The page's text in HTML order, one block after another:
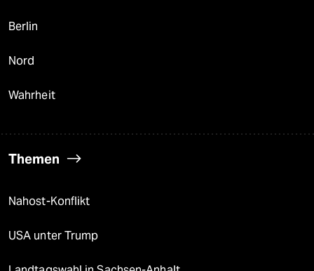
Berlin
Nord
Wahrheit
Themen
Nahost-Konflikt
USA unter Trump